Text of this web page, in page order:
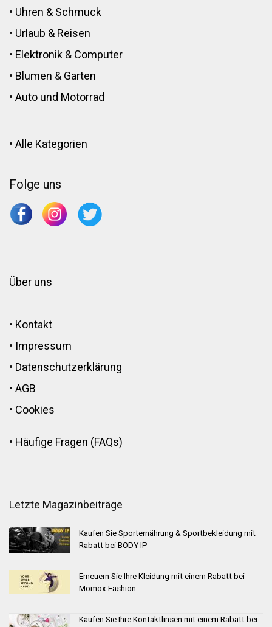
• Uhren & Schmuck
• Urlaub & Reisen
• Elektronik & Computer
• Blumen & Garten
• Auto und Motorrad
• Alle Kategorien
Folge uns
Über uns
• Kontakt
• Impressum
• Datenschutzerklärung
• AGB
• Cookies
• Häufige Fragen (FAQs)
Letzte Magazinbeiträge
Kaufen Sie Sporternährung & Sportbekleidung mit
Rabatt bei BODY IP
Erneuern Sie Ihre Kleidung mit einem Rabatt bei
Momox Fashion
Kaufen Sie Ihre Kontaktlinsen mit einem Rabatt bei